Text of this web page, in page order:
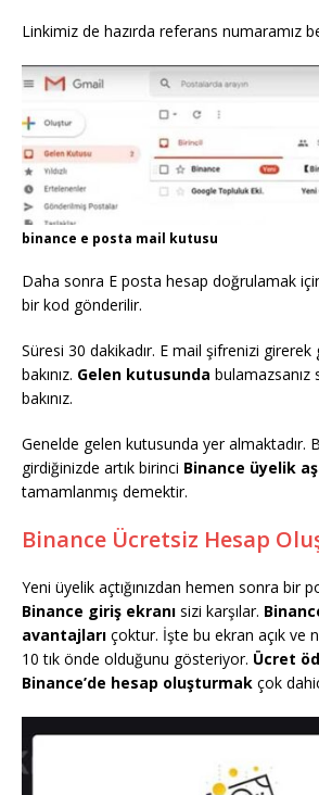
Linkimiz de hazırda referans numaramız
binance e posta mail kutusu
Daha sonra E posta hesap doğrulamak
bir kod gönderilir.
Süresi 30 dakikadır. E mail şifrenizi
bakınız. Gelen kutusunda
bakınız.
Genelde gelen kutusunda yer almaktadır.
girdiğinizde artık birinci Binance üyelik
tamamlanmış demektir.
Binance Ücretsiz Hesap
Yeni üyelik açtığınızdan hemen sonra bir
Binance giriş ekranı sizi karşılar.
avantajları çoktur. İşte bu ekran açık ve
10 tık önde olduğunu gösteriyor. Ücret
Binance’de hesap oluşturmak çok